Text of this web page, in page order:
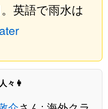
英語で雨水は
々👩